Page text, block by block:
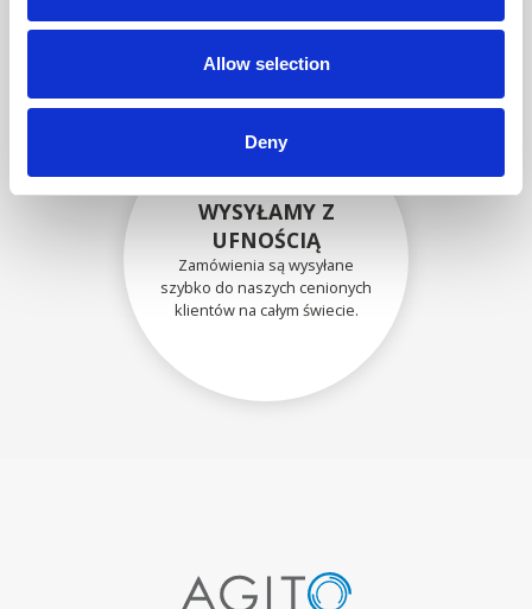
Allow selection
Deny
użyciu odpowiednich
materiałów.
WYSYŁAMY Z
UFNOŚCIĄ
Zamówienia są wysyłane
szybko do naszych cenionych
klientów na całym świecie.